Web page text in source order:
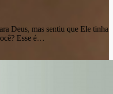
Deus, mas sentiu que Ele tinha
Esse é…